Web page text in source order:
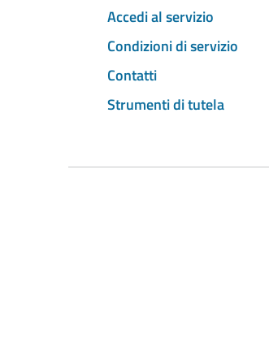
Accedi al servizio
Condizioni di servizio
Contatti
Strumenti di tutela